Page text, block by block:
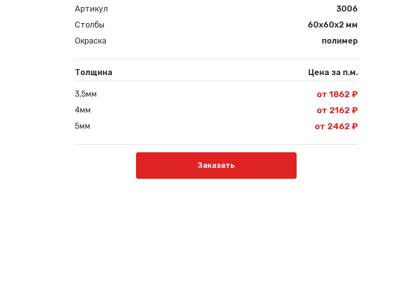
Артикул
3006
Столбы
60х60х2 мм
Окраска
полимер
Толщина Цена за п.м.
3,5мм от 1862 ₽
4мм от 2162 ₽
5мм от 2462 ₽
Заказать